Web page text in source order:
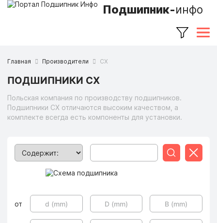
Подшипник-инфо
Главная Производители CX
ПОДШИПНИКИ CX
Польская компания по производству подшипников.
Подшипники CX отличаются высоким качеством, а
комплекте всегда есть компоненты для установки.
Поиск
от